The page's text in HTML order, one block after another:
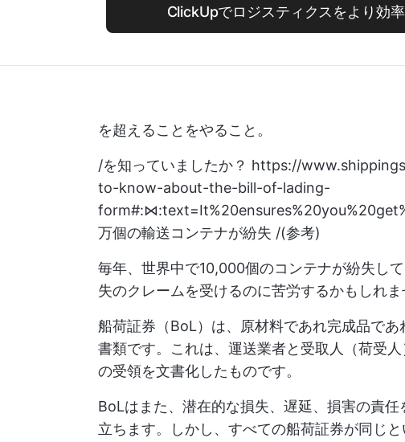
ClickUpでロジスティクスをより効
を超えることをやること。
/を知っていましたか？ https://
to-know-about-the-bill-of-lading-
万個の輸送コンテナが紛失 /(参考)
毎年、世界中で10,000個のコンテナが紛失し
失のクレームを受けるのに苦労するかもしれま
船荷証券（BoL）は、原材料であれ完成品で
書類です。これは、運送業者と受取人（荷受
の受領を文書化したものです。
BoLはまた、潜在的な損失、遅延、損害の責
立ちます。しかし、すべての船荷証券が同じ